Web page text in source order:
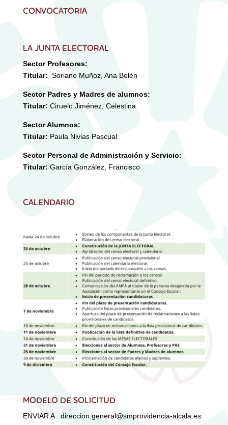
CONVOCATORIA
LA JUNTA ELECTORAL
Sector Profesores:
Titular: Soriano Muñoz, Ana Belén
Sector Padres y Madres de alumnos:
Titular: Ciruelo Jiménez, Celestina
Sector Alumnos:
Titular: Paula Nivias Pascual
Sector Personal de Administración y Servicio:
Titular: García González, Francisco
CALENDARIO
MODELO DE SOLICITUD
ENVIAR A : direccion.general@smprovidencia-alcala.es